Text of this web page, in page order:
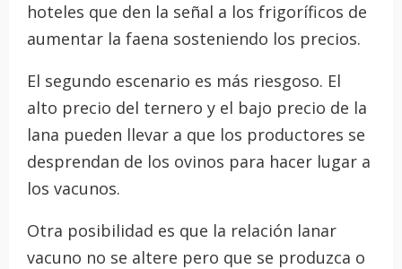
hoteles que den la señal a los frigoríficos de
aumentar la faena sosteniendo los precios.
El segundo escenario es más riesgoso. El
alto precio del ternero y el bajo precio de la
lana pueden llevar a que los productores se
desprendan de los ovinos para hacer lugar a
los vacunos.
Otra posibilidad es que la relación lanar
vacuno no se altere pero que se produzca o